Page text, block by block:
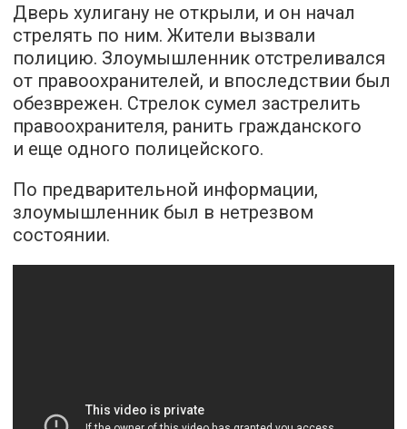
Дверь хулигану не открыли, и он начал
стрелять по ним. Жители вызвали
полицию. Злоумышленник отстреливался
от правоохранителей, и впоследствии был
обезврежен. Стрелок сумел застрелить
правоохранителя, ранить гражданского
и еще одного полицейского.
По предварительной информации,
злоумышленник был в нетрезвом
состоянии.